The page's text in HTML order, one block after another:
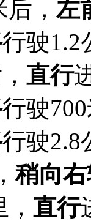
， 左
行驶1.2
直行
行驶
行驶2.8
稍向
直行